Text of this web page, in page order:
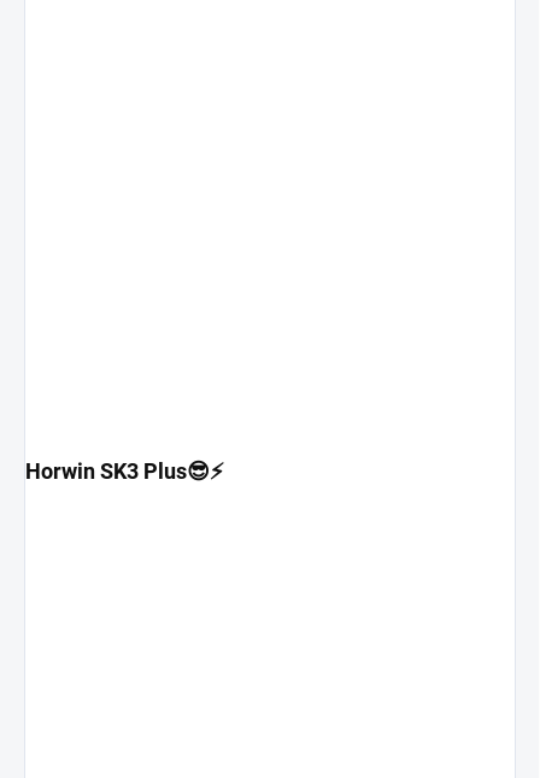
Horwin SK3 Plus😎⚡️